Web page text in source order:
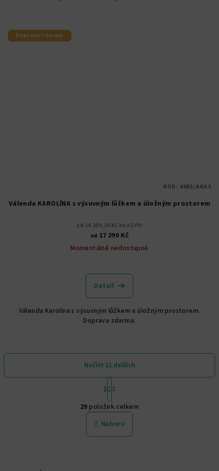
Doprava zdarma
Válenda KAROLÍNA s výsuvným lůžkem a úložným prostorem
od 14 289,26 Kč bez DPH
od 17 290 Kč
Momentálně nedostupné
Detail
Válenda Karolína s výsuvným lůžkem a úložným prostorem.
Doprava zdarma.
KÓD: 6985/AKA3
O
v
l
Načíst 11 dalších
S
t
r
á
n
k
o
1 2
29 položek celkem
Nahoru